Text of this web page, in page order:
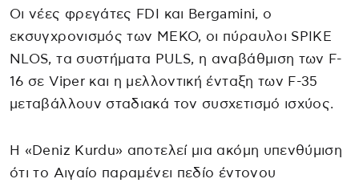
Οι νέες φρεγάτες FDI και Bergamini, ο
εκσυγχρονισμός των ΜΕΚΟ, οι πύραυλοι SPIKE
NLOS, τα συστήματα PULS, η αναβάθμιση των F-
16 σε Viper και η μελλοντική ένταξη των F-35
μεταβάλλουν σταδιακά τον συσχετισμό ισχύος.
Η «Deniz Kurdu» αποτελεί μια ακόμη υπενθύμιση
ότι το Αιγαίο παραμένει πεδίο έντονου